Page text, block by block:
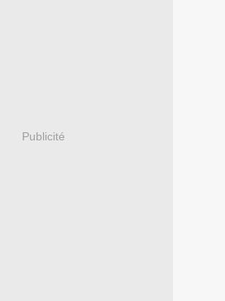
Publicité